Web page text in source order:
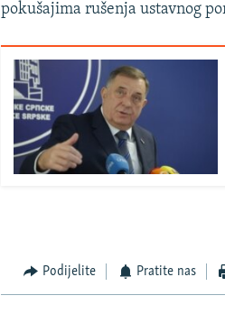
pokušajima rušenja ustavnog
Podijelite Pratite nas